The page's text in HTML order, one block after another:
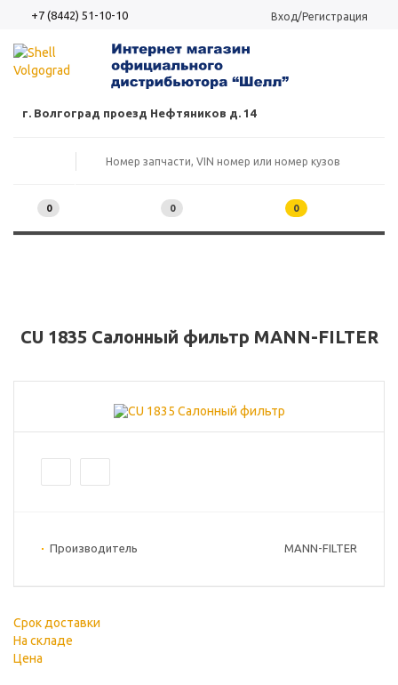
+7 (8442) 51-10-10 Вход/Регистрация
г. Волгоград проезд Нефтяников д. 14
0 0 0
CU 1835 Салонный фильтр MANN-FILTER
Производитель MANN-FILTER
Срок доставки
На складе
Цена